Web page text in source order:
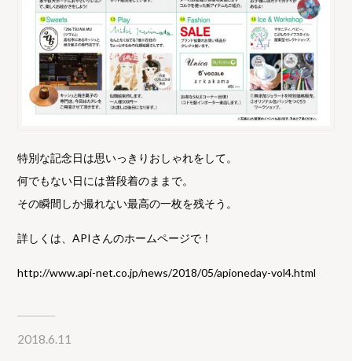
特別な記念日は思いっきりおしゃれをして。
何でもない日には普段着のままで。
その瞬間しか撮れない最高の一枚を残そう。
詳しくは、APIさんのホームページで！
http://www.api-net.co.jp/news/2018/05/apioneday-vol4.html
2018.6.11